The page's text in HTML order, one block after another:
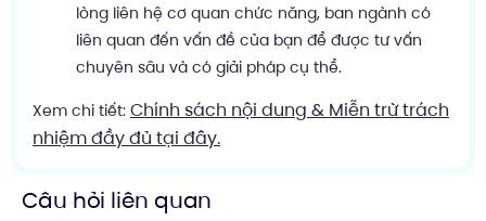
lòng liên hệ cơ quan chức năng, ban ngành có
liên quan đến vấn đề của bạn để được tư vấn
chuyên sâu và có giải pháp cụ thể.
Xem chi tiết: Chính sách nội dung & Miễn trừ trách
nhiệm đầy đủ tại đây.
Câu hỏi liên quan